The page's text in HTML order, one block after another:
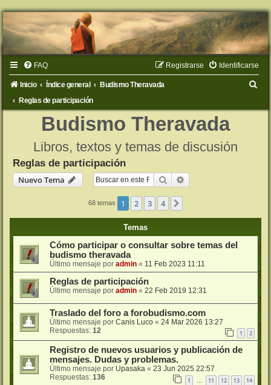
FAQ Identificarse
Registrarse
Inicio Índice general
Budismo Theravada
Reglas de participación
Budismo Theravada
Libros, textos y temas de discusión
Reglas de participación
Nuevo Tema
Buscar
68 temas 1 2 3 4
Temas
Cómo participar o consultar sobre temas del
budismo theravada
Último mensaje por admin « 11 Feb 2023 11:11
Reglas de participación
Último mensaje por admin « 22 Feb 2019 12:31
Traslado del foro a forobudismo.com
Último mensaje por Canis Luco « 24 Mar 2026 13:27
Respuestas: 12 1 2
Registro de nuevos usuarios y publicación de
mensajes. Dudas y problemas.
Último mensaje por Upasaka « 23 Jun 2025 22:57
Respuestas: 136 1 … 11 12 13 14